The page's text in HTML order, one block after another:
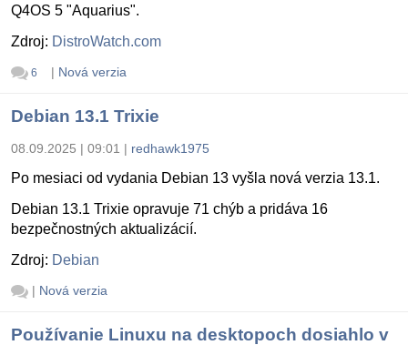
Q4OS 5 "Aquarius".
Zdroj: DistroWatch.com
6 | Nová verzia
Debian 13.1 Trixie
08.09.2025 | 09:01 | redhawk1975
Po mesiaci od vydania Debian 13 vyšla nová verzia 13.1.
Debian 13.1 Trixie opravuje 71 chýb a pridáva 16
bezpečnostných aktualizácií.
Zdroj: Debian
| Nová verzia
Používanie Linuxu na desktopoch dosiahlo v